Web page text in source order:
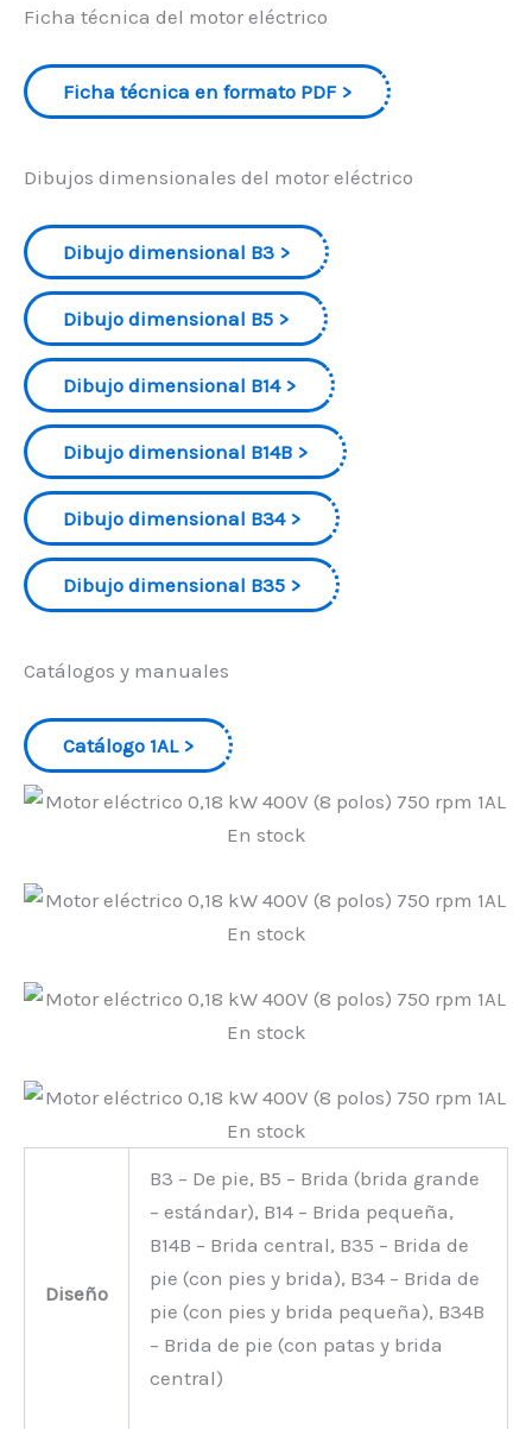
Ficha técnica del motor eléctrico
Ficha técnica en formato PDF
Dibujos dimensionales del motor eléctrico
Dibujo dimensional B3
Dibujo dimensional B5
Dibujo dimensional B14
Dibujo dimensional B14B
Dibujo dimensional B34
Dibujo dimensional B35
Catálogos y manuales
Catálogo 1AL
Diseño
B3 – De pie, B5 – Brida (brida grande
– estándar), B14 – Brida pequeña,
B14B – Brida central, B35 – Brida de
pie (con pies y brida), B34 – Brida de
pie (con pies y brida pequeña), B34B
– Brida de pie (con patas y brida
central)